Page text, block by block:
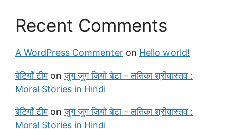
Recent Comments
A WordPress Commenter on Hello world!
बेटियाँ टीमonजुग जुग जियो बेटा – लतिका श्रीवास्तव :
Moral Stories in Hindi
बेटियाँ टीमonजुग जुग जियो बेटा – लतिका श्रीवास्तव :
Moral Stories in Hindi